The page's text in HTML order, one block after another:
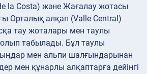
la Costa) және Жағалау жотасы
Орталық алқап (Valle Central)
тау жоталары мен таулы
табылады. Бұл таулы
мен альпи шалғындарынан
мен құнарлы алқаптарға дейінгі